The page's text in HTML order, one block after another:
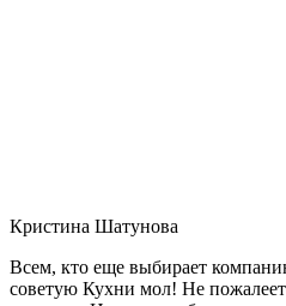
Кристина Шатунова
Всем, кто еще выбирает
советую Кухни мол! Не